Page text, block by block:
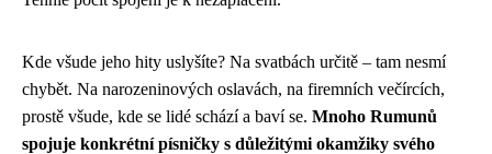
Kde všude jeho hity uslyšíte? Na svatbách určitě – tam nesmí
chybět. Na narozeninových oslavách, na firemních večírcích,
prostě všude, kde se lidé schází a baví se. Mnoho Rumunů
spojuje konkrétní písničky s důležitými okamžiky svého